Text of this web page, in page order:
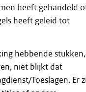
heeft gehandeld
heeft geleid tot
hebbende stukken,
niet blijkt dat
Toeslagen. Er